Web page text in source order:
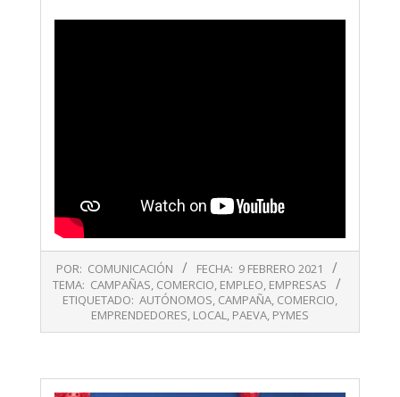
02-
POR: COMUNICACIÓN FECHA: 9 FEBRERO 2021
TEMA: CAMPAÑAS, COMERCIO, EMPLEO, EMPRESAS
ETIQUETADO: AUTÓNOMOS, CAMPAÑA, COMERCIO,
EMPRENDEDORES, LOCAL, PAEVA, PYMES